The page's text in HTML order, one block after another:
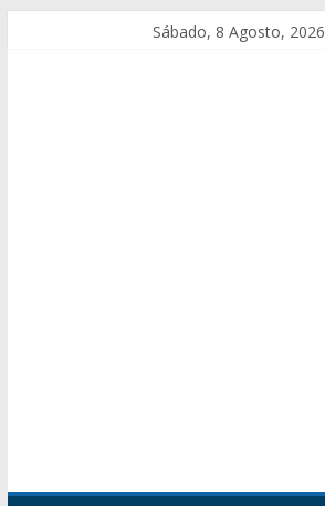
Sábado, 8 Agosto, 2026